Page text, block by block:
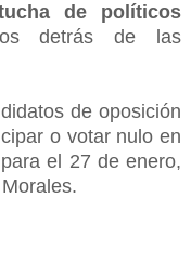
de políticos
detrás de las
de oposición
o votar nulo en
el 27 de enero,